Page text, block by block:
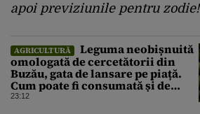
apoi previziunile pentru zodie!
AGRICULTURĂ
Leguma neobișnuită
omologată de cercetătorii din
Buzău, gata de lansare pe piață.
Cum poate fi consumată și de
unde provine soiul
23:12